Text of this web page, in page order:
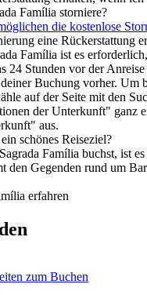
Família storniere?
die kostenlose
eine Rückerstattung
Família ist es
24 Stunden vor der
Buchung vorher. Um
auf der Seite mit den
der Unterkunft" ganz
aus.
schönes Reiseziel?
Família buchst, ist
den Gegenden rund um
erfahren
zum Buchen